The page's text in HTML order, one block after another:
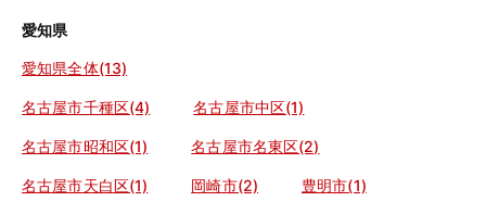
愛知県
愛知県全体(13)
名古屋市千種区(4) 名古屋市中区(1)
名古屋市昭和区(1) 名古屋市名東区(2)
名古屋市天白区(1) 岡崎市(2) 豊明市(1)